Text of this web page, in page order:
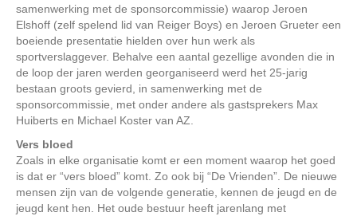
samenwerking met de sponsorcommissie) waarop Jeroen
Elshoff (zelf spelend lid van Reiger Boys) en Jeroen Grueter een
boeiende presentatie hielden over hun werk als
sportverslaggever. Behalve een aantal gezellige avonden die in
de loop der jaren werden georganiseerd werd het 25-jarig
bestaan groots gevierd, in samenwerking met de
sponsorcommissie, met onder andere als gastsprekers Max
Huiberts en Michael Koster van AZ.
Vers bloed
Zoals in elke organisatie komt er een moment waarop het goed
is dat er “vers bloed” komt. Zo ook bij “De Vrienden”. De nieuwe
mensen zijn van de volgende generatie, kennen de jeugd en de
jeugd kent hen. Het oude bestuur heeft jarenlang met